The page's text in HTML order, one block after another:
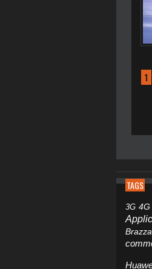
1
TAGS
3G 4G